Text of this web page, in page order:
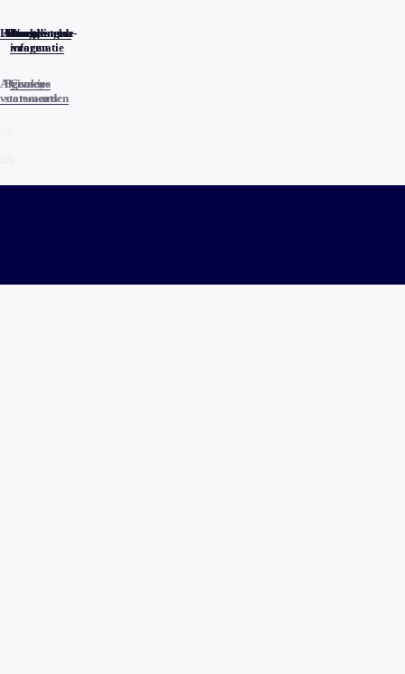
Home
Actueel
Uitzendingen
Reacties
Programma-
informatie
Veelgestelde
vragen
Algemene
voorwaarden
Privacy
statements
Cookies